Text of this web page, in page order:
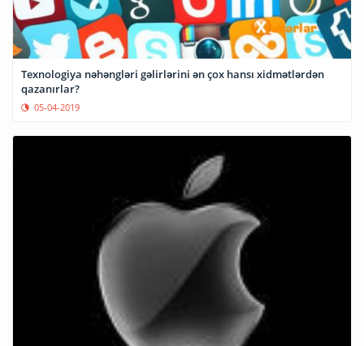
Texnologiya nəhəngləri gəlirlərini ən çox hansı xidmətlərdən
qazanırlar?
05-04-2019